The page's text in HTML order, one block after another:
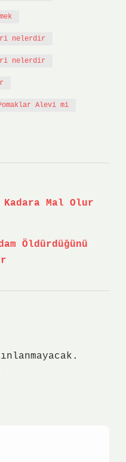
nelerdir
nelerdir
Alevi mi
Kadara Mal Olur
Öldürdüğünü